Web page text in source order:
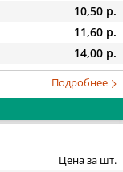
10,50 р.
11,60 р.
14,00 р.
Подробнее
Цена за шт.